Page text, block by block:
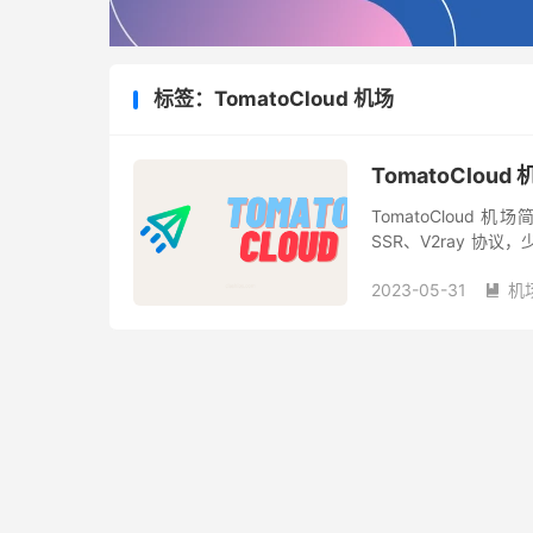
标签：TomatoCloud 机场
TomatoCloud
TomatoCloud 机场
SSR、V2ray 协议，
2023-05-31
 机